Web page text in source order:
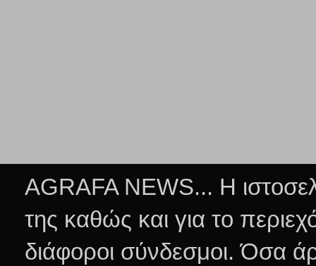
AGRAFA NEWS... Η
της καθώς και για το
διάφοροι σύνδεσμοι.Όσα